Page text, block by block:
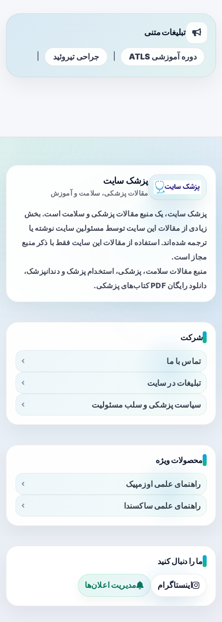
تبلیغات متنی
دوره آموزشی ATLS جراحی تیروئید
پزشک سایت
مقالات پزشکی، سلامت و آموزش
پزشک سایت، یک منبع مقالات پزشکی و سلامت است. بخش
زیادی از مقالات این سایت توسط مسئولین سایت نوشته یا
ترجمه شده‌اند. استفاده از مقالات این سایت فقط با ذکر منبع
مجاز است.
منبع مقالات سلامت، پزشکی، استخدام پزشک و دندانپزشک،
دانلود رایگان PDF کتاب‌های پزشکی.
شرکت
تماس با ما
تبلیغات در سایت
سیاست پزشکی و سلب مسئولیت
محصولات ویژه
راهنمای علمی اوزمپیک
راهنمای علمی ساکسندا
ما را دنبال کنید
اینستاگرام مدیریت اعلان‌ها